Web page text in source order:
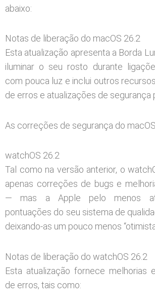
abaixo:
Notas de liberação do macOS 26.2
Esta atualização apresenta a Borda
iluminar o seu rosto durante
com pouca luz e inclui outros
de erros e atualizações de segurança
As correções de segurança do
watchOS 26.2
Tal como na versão anterior, o
apenas correções de bugs e
— mas a Apple pelo menos
pontuações do seu sistema de
deixando-as um pouco menos
Notas de liberação do watchOS 26.2
Esta atualização fornece melhorias
de erros, tais como: